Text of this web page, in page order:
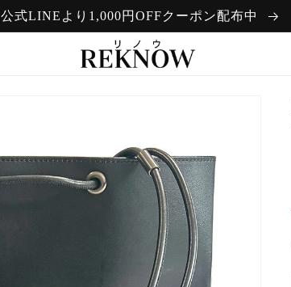
公式LINEより1,000円OFFクーポン配布中